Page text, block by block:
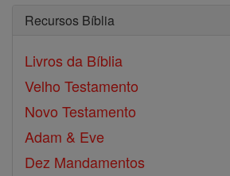
Recursos Bíblia
Livros da Bíblia
Velho Testamento
Novo Testamento
Adam & Eve
Dez Mandamentos